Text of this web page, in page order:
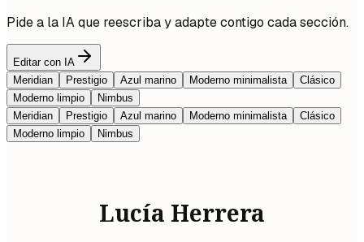
Pide a la IA que reescriba y adapte contigo cada sección.
Editar con IA
Meridian
Prestigio Azul marino Moderno minimalista
Clásico
Moderno limpio
Nimbus
Meridian
Prestigio Azul marino Moderno minimalista
Clásico
Moderno limpio
Nimbus
Lucía Herrera